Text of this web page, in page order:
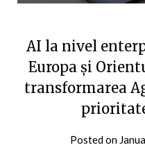
AI la nivel
Europa și
transformarea
Posted on